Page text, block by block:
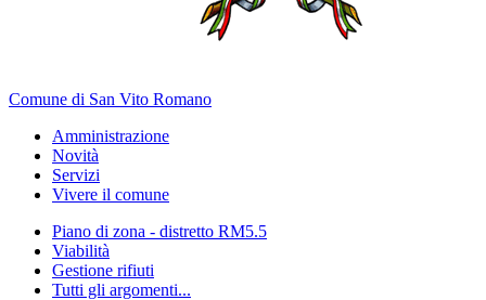
Comune di San Vito Romano
Amministrazione
Novità
Servizi
Vivere il comune
Piano di zona - distretto RM5.5
Viabilità
Gestione rifiuti
Tutti gli argomenti...